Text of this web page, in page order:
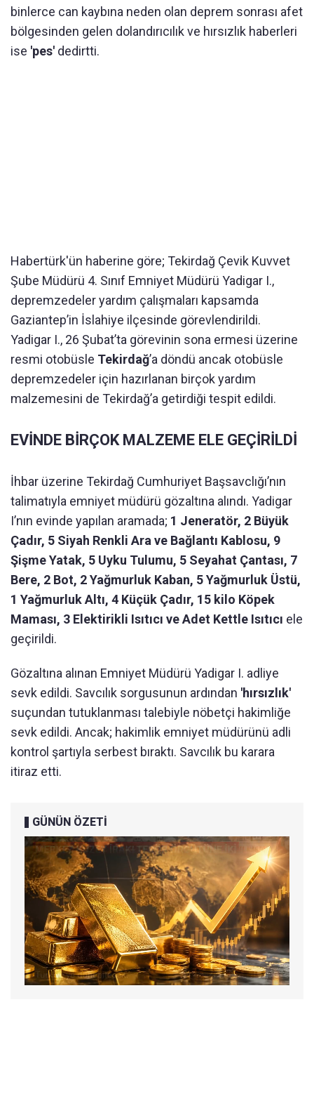
binlerce can kaybına neden olan deprem sonrası afet
bölgesinden gelen dolandırıcılık ve hırsızlık haberleri
ise 'pes' dedirtti.
Habertürk'ün haberine göre; Tekirdağ Çevik Kuvvet
Şube Müdürü 4. Sınıf Emniyet Müdürü Yadigar I.,
depremzedeler yardım çalışmaları kapsamda
Gaziantep’in İslahiye ilçesinde görevlendirildi.
Yadigar I., 26 Şubat’ta görevinin sona ermesi üzerine
resmi otobüsle Tekirdağ’a döndü ancak otobüsle
depremzedeler için hazırlanan birçok yardım
malzemesini de Tekirdağ’a getirdiği tespit edildi.
EVİNDE BİRÇOK MALZEME ELE GEÇİRİLDİ
İhbar üzerine Tekirdağ Cumhuriyet Başsavclığı’nın
talimatıyla emniyet müdürü gözaltına alındı. Yadigar
I’nın evinde yapılan aramada; 1 Jeneratör, 2 Büyük
Çadır, 5 Siyah Renkli Ara ve Bağlantı Kablosu, 9
Şişme Yatak, 5 Uyku Tulumu, 5 Seyahat Çantası, 7
Bere, 2 Bot, 2 Yağmurluk Kaban, 5 Yağmurluk Üstü,
1 Yağmurluk Altı, 4 Küçük Çadır, 15 kilo Köpek
Maması, 3 Elektirikli Isıtıcı ve Adet Kettle Isıtıcı ele
geçirildi.
Gözaltına alınan Emniyet Müdürü Yadigar I. adliye
sevk edildi. Savcılık sorgusunun ardından 'hırsızlık'
suçundan tutuklanması talebiyle nöbetçi hakimliğe
sevk edildi. Ancak; hakimlik emniyet müdürünü adli
kontrol şartıyla serbest bıraktı. Savcılık bu karara
itiraz etti.
GÜNÜN ÖZETİ